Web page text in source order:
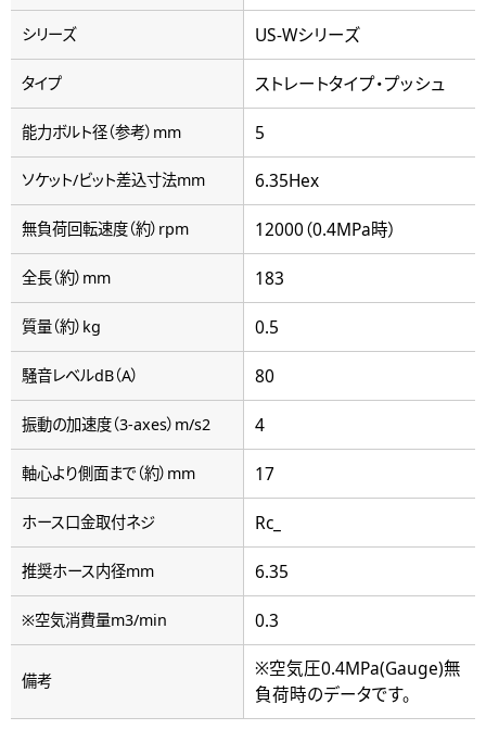
シリーズ US-Wシリーズ
タイプ ストレートタイプ・プッシュ
能力ボルト径（参考）mm 5
ソケット/ビット差込寸法mm 6.35Hex
無負荷回転速度（約）rpm 12000（0.4MPa時）
全長（約）mm 183
質量（約）kg 0.5
騒音レベルdB（A） 80
振動の加速度（3-axes）m/s2 4
軸心より側面まで（約）mm 17
ホース口金取付ネジ Rc_
推奨ホース内径mm 6.35
※空気消費量m3/min 0.3
備考
※空気圧0.4MPa(Gauge)無
負荷時のデータです。